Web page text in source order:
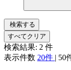
検索する
すべてクリア
検索結果: 2 件
表示件数 20件 | 50